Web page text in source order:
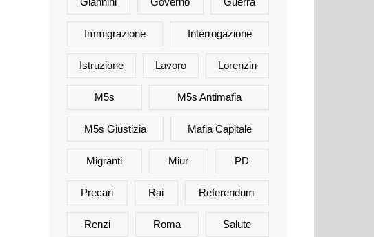
Immigrazione Interrogazione
Istruzione Lavoro Lorenzin
M5s M5s Antimafia
M5s Giustizia Mafia Capitale
Migranti Miur PD
Precari Rai Referendum
Renzi Roma Salute